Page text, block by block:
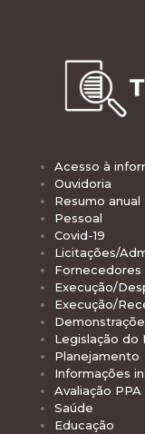
Acesso à
Ouvidoria
Resumo anual
Pessoal
Covid-19
Licitações/
Fornecedores
Execução/
Execução/
Legislação do
Planejamento
Informações
Avaliação PPA
Saúde
Educação